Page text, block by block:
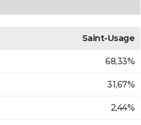
Saint-Usage
68,33%
31,67%
2,44%